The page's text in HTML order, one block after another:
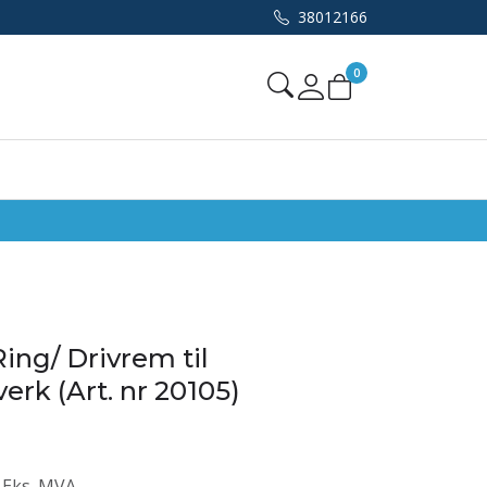
38012166
Mine sider
0
Drivrem til
(Art. nr 20105)